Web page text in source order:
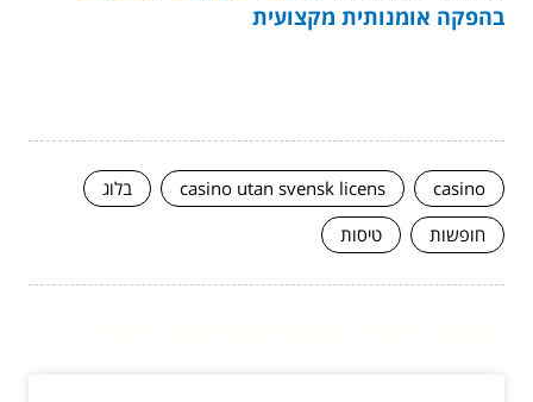
בהפקה אומנותית מקצועית
casino
casino utan svensk licens
בלוג
חופשות
טיסות